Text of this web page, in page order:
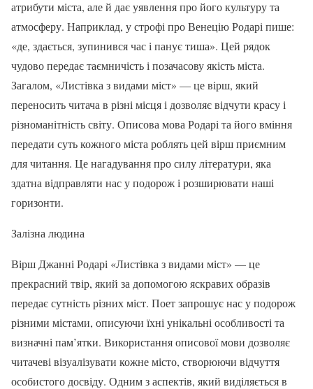
атрибути міста, але й дає уявлення про його культуру та
атмосферу. Наприклад, у строфі про Венецію Родарі пише:
«де, здається, зупинився час і панує тиша». Цей рядок
чудово передає таємничість і позачасову якість міста.
Загалом, «Листівка з видами міст» — це вірш, який
переносить читача в різні місця і дозволяє відчути красу і
різноманітність світу. Описова мова Родарі та його вміння
передати суть кожного міста роблять цей вірш приємним
для читання. Це нагадування про силу літератури, яка
здатна відправляти нас у подорож і розширювати наші
горизонти.
Залізна людина
Вірш Джанні Родарі «Листівка з видами міст» — це
прекрасний твір, який за допомогою яскравих образів
передає сутність різних міст. Поет запрошує нас у подорож
різними містами, описуючи їхні унікальні особливості та
визначні пам’ятки. Використання описової мови дозволяє
читачеві візуалізувати кожне місто, створюючи відчуття
особистого досвіду. Одним з аспектів, який виділяється в